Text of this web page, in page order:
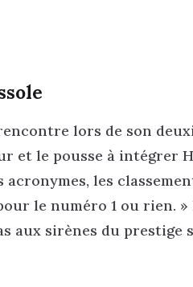
lors de son
et le pousse à intégrer
les
le numéro 1 ou rien. »
aux sirènes du prestige